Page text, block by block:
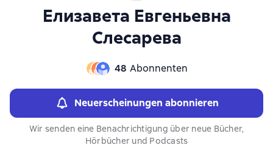
Елизавета Евгеньевна
Слесарева
48 Abonnenten
Neuerscheinungen abonnieren
Wir senden eine Benachrichtigung über neue Bücher,
Hörbücher und Podcasts